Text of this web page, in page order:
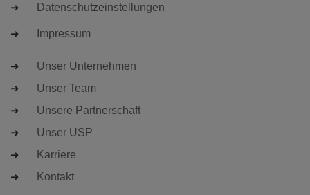
Datenschutzeinstellungen
Impressum
Unser Unternehmen
Unser Team
Unsere Partnerschaft
Unser USP
Karriere
Kontakt